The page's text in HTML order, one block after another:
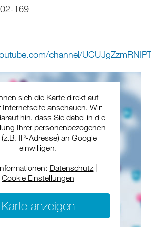
169
channel/
sich die Karte direkt auf
Internetseite anschauen. Wir
hin, dass Sie dabei in die
Ihrer personenbezogenen
IP-Adresse) an Google
einwilligen.
Datenschutz
Cookie Einstellungen
Karte anzeigen